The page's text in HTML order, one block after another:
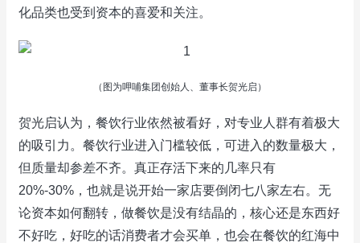
化品类也受到资本的喜爱和关注。
（图为呷哺集团创始人、董事长贺光启）
贺光启认为，餐饮行业依然被看好，对专业人群有着极大
的吸引力。餐饮行业进入门槛较低，可进入的数量极大，
但质量却参差不齐。真正存活下来的几率只有
20%-30%，也就是说开始一家店要倒闭七八家左右。无
论资本如何翻转，做餐饮是没有结晶的，核心还是东西好
不好吃，好吃的话消费者才会买单，也会在餐饮的红海中